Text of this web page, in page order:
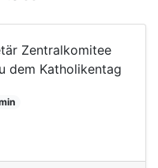
Zentralkomitee
dem Katholikentag